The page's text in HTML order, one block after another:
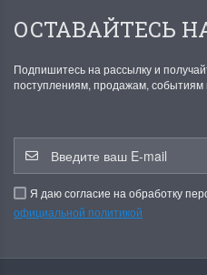
ОСТАВАЙТЕСЬ
Подпишитесь на рассылку и
поступлениям, продажам, событиям
Я даю согласие на обработку
официальной политикой